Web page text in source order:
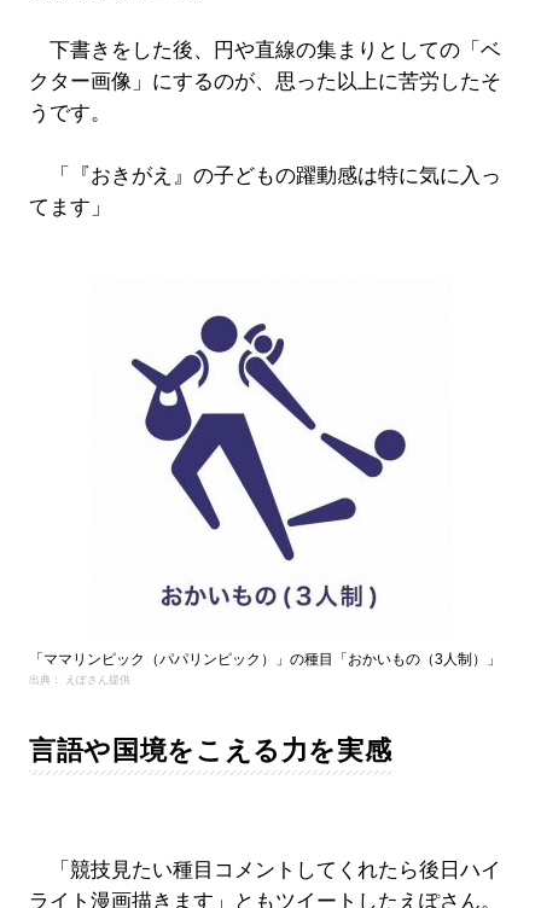
下書きをした後、円や直線の集まりとしての「ベ
クター画像」にするのが、思った以上に苦労したそ
うです。
「『おきがえ』の子どもの躍動感は特に気に入っ
てます」
「ママリンピック（パパリンピック）」の種目「おかいもの（3人制）」
出典： えぽさん提供
言語や国境をこえる力を実感
「競技見たい種目コメントしてくれたら後日ハイ
ライト漫画描きます」ともツイートしたえぽさん。